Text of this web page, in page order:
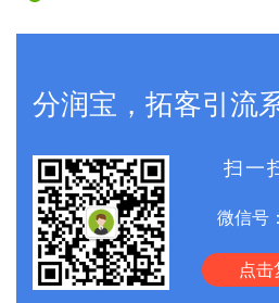
分润宝，拓客引流
扫一
微信号：
点击